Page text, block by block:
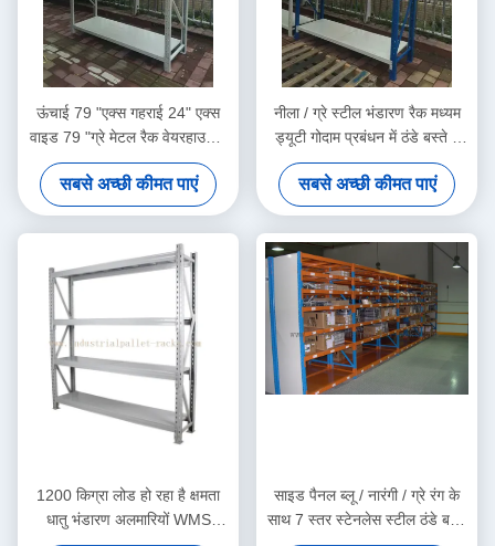
ऊंचाई 79 "एक्स गहराई 24" एक्स
वाइड 79 "ग्रे मेटल रैक वेयरहाउसिंग
के लिए
सबसे अच्छी कीमत पाएं
नीला / ग्रे स्टील भंडारण रैक मध्यम
ड्यूटी गोदाम प्रबंधन में ठंडे बस्ते में
डालने
सबसे अच्छी कीमत पाएं
1200 किग्रा लोड हो रहा है क्षमता
धातु भंडारण अलमारियों WMS
साइड पैनल ब्लू / नारंगी / ग्रे रंग के
साथ 7 स्तर स्टेनलेस स्टील ठंडे बस्ते